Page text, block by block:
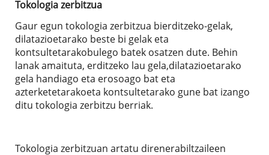
Tokologia zerbitzua
Gaur egun tokologia zerbitzua bierditzeko-gelak,
dilatazioetarako beste bi gelak eta
kontsultetarakobulego batek osatzen dute. Behin
lanak amaituta, erditzeko lau gela,dilatazioetarako
gela handiago eta erosoago bat eta
azterketetarakoeta kontsultetarako gune bat izango
ditu tokologia zerbitzu berriak.
Tokologia zerbitzuan artatu direnerabiltzaileen